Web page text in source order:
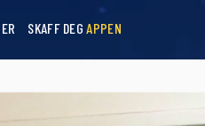
SKAFF DEGAPPEN